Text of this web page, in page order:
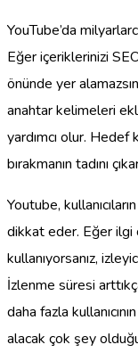
YouTube’da
Eğer içeriklerinizi
önünde yer
anahtar kelimeleri
yardımcı olur.
bırakmanın tadını
Youtube,
dikkat eder. Eğer ilgi
kullanıyorsanız,
İzlenme süresi
daha fazla
alacak çok şey